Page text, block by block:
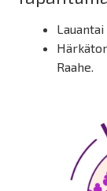
Lauantai
Raahe.